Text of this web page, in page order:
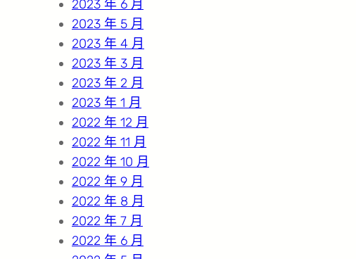
2023 年 6 月
2023 年 5 月
2023 年 4 月
2023 年 3 月
2023 年 2 月
2023 年 1 月
2022 年 12 月
2022 年 11 月
2022 年 10 月
2022 年 9 月
2022 年 8 月
2022 年 7 月
2022 年 6 月